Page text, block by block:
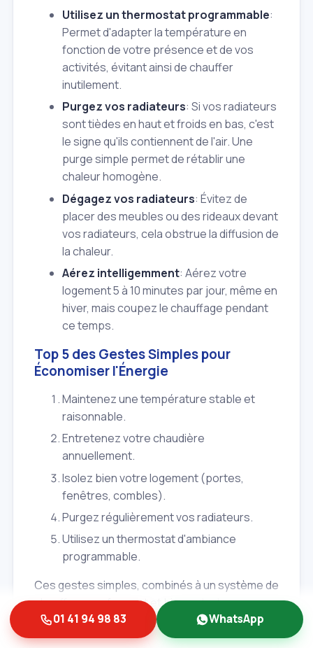
Utilisez un thermostat programmable:
Permet d'adapter la température en
fonction de votre présence et de vos
activités, évitant ainsi de chauffer
inutilement.
Purgez vos radiateurs: Si vos radiateurs
sont tièdes en haut et froids en bas, c'est
le signe qu'ils contiennent de l'air. Une
purge simple permet de rétablir une
chaleur homogène.
Dégagez vos radiateurs: Évitez de
placer des meubles ou des rideaux devant
vos radiateurs, cela obstrue la diffusion de
la chaleur.
Aérez intelligemment: Aérez votre
logement 5 à 10 minutes par jour, même en
hiver, mais coupez le chauffage pendant
ce temps.
Top 5 des Gestes Simples pour
Économiser l'Énergie
Maintenez une température stable et
raisonnable.
Entretenez votre chaudière
annuellement.
Isolez bien votre logement (portes,
fenêtres, combles).
Purgez régulièrement vos radiateurs.
Utilisez un thermostat d'ambiance
programmable.
Ces gestes simples, combinés à un système de
chauffage performant et bien entretenu par
nos chauffagistes à Nogent‑sur‑Marne (94130),
vous permettront de profiter d'un confort
01 41 94 98 83 WhatsApp